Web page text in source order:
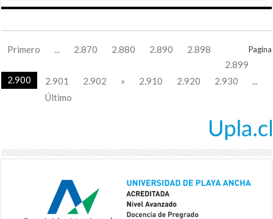
Pagina
Primero ... 2.870 2.880 2.890
2.898
2.899
2.900
2.901 2.902 » 2.910 2.920 2.930
...
Último